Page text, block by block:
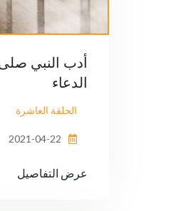
أدب النبي
الدعاء
الحلقة العاشرة
عرض التفاصيل